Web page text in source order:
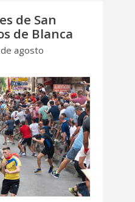
de San
de Blanca
agosto